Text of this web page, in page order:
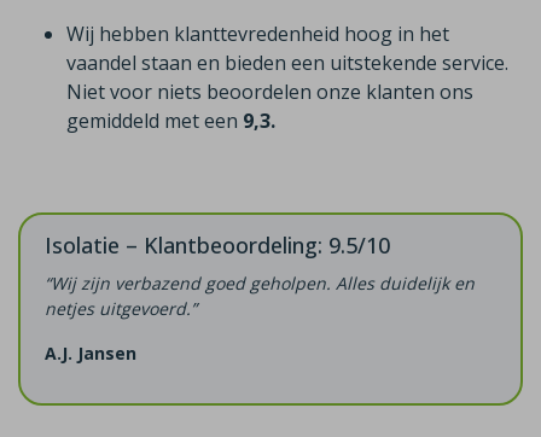
Wij hebben klanttevredenheid hoog in het
vaandel staan en bieden een uitstekende service.
Niet voor niets beoordelen onze klanten ons
gemiddeld met een 9,3.
Isolatie – Klantbeoordeling: 9.5/10
“Wij zijn verbazend goed geholpen. Alles duidelijk en
netjes uitgevoerd.”
A.J. Jansen